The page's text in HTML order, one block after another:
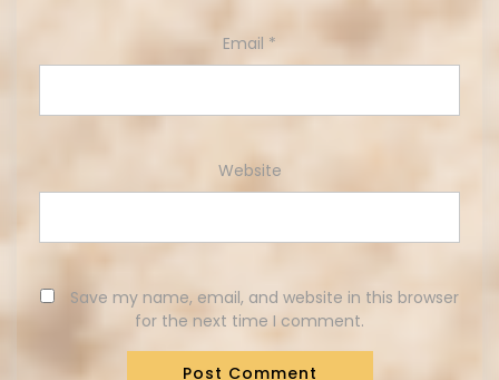
Email *
Website
Save my name, email, and website in this browser
for the next time I comment.